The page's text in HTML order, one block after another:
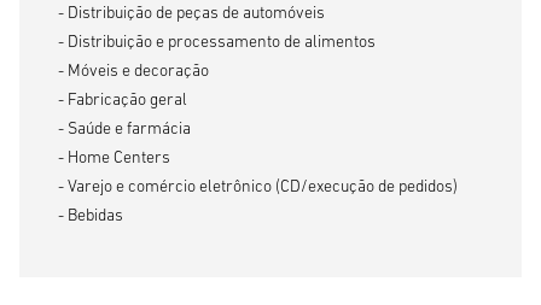
- Distribuição de peças de automóveis
- Distribuição e processamento de alimentos
- Móveis e decoração
- Fabricação geral
- Saúde e farmácia
- Home Centers
- Varejo e comércio eletrônico (CD/execução de pedidos)
- Bebidas